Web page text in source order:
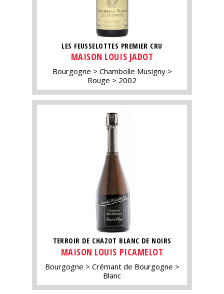
LES FEUSSELOTTES PREMIER CRU
MAISON LOUIS JADOT
Bourgogne
Chambolle Musigny
Rouge
2002
TERROIR DE CHAZOT BLANC DE NOIRS
MAISON LOUIS PICAMELOT
Bourgogne
Crémant de Bourgogne
Blanc